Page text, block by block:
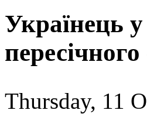
Українець
Thursday, 11